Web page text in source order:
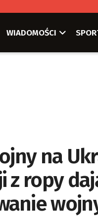
WIADOMOŚCI
na
z ropy
wojny